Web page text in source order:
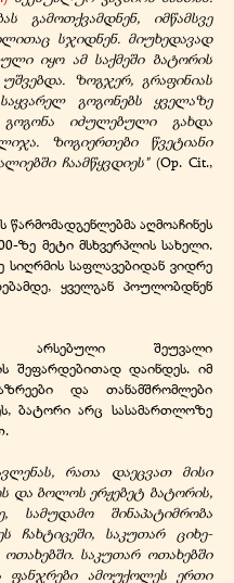
გამოთქვამდნენ, იმწამსვე
სჯიდნენ. მიუხედავად
იყო ამ საქმეში ბატორის
ზოგჯერ, გრაფინიას
გოგონებს ყველაზე
იძულებული გახდა
ზოგიერთები წვეტიანი
ჩაამწყვდიეს" (Op. Cit.,
აღმოაჩინეს
ზე მეტი მსხვერპლის სახელი.
საფლავებიდან ვიდრე
ყველგან პოულობდნენ
არსებული შეუვალი
შეფარდებითად დაინდეს. იმ
და თანამშრომლები
ბატორი არც სასამართლოზე
რათა დაეცვათ მისი
და ბოლოს ერჟებეტ ბატორის,
სამუდამო შინაპატიმრობა
ჩახტიცეში, საკუთარ ციხე-
საკუთარ ოთახებში
ფანჯრები ამოუქოლეს ერთი